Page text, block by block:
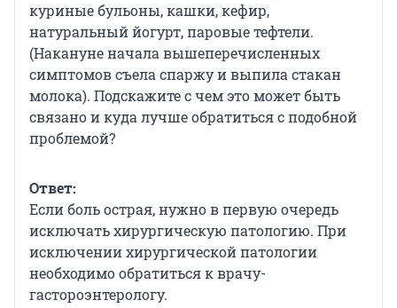
куриные бульоны, кашки, кефир,
натуральный йогурт, паровые тефтели.
(Накануне начала вышеперечисленных
симптомов съела спаржу и выпила стакан
молока). Подскажите с чем это может быть
связано и куда лучше обратиться с подобной
проблемой?
Ответ:
Если боль острая, нужно в первую очередь
исключать хирургическую патологию. При
исключении хирургической патологии
необходимо обратиться к врачу-
гастороэнтерологу.